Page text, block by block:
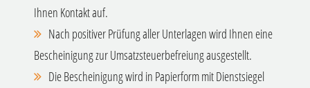
Ihnen Kontakt auf.
Nach positiver Prüfung aller Unterlagen wird Ihnen eine
Bescheinigung zur Umsatzsteuerbefreiung ausgestellt.
Die Bescheinigung wird in Papierform mit Dienstsiegel